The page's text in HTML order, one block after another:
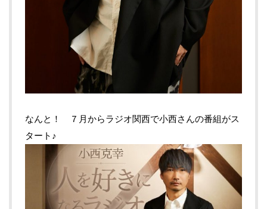
なんと！ ７月からラジオ関西で小西さんの番組がス
タート♪